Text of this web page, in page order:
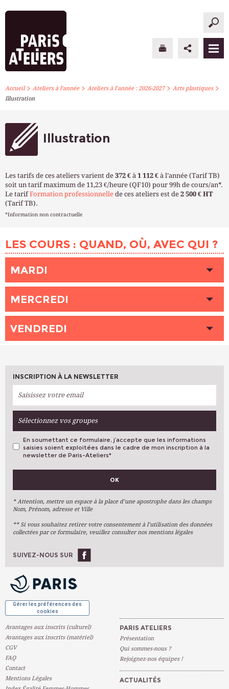
PARIS ATELIERS
ATELIERS À L’ANNÉE
INFOS PRATIQUES
Accueil> Ateliers à l’année> Ateliers à l’année : 2026-2027> Arts plastiques>
Illustration
Illustration
Les tarifs de ces ateliers varient de 372 € à 1 112 € à l’année (Tarif TB)
soit un tarif maximum de 11,23 €/heure (QF10) pour 99h de cours/an*.
Le tarifFormation professionnelle de ces ateliers est de 2 500 € HT
(Tarif TB).
*Information non contractuelle
LES COURS : QUAND, OÙ, AVEC QUI ?
MARDI
HEURE 14h30 - 17h30
LIEU BOTZARIS (Paris 19ème)
INTERVENANT (E) RASLAIN Alaïs
PLACES DISPONIBLES
MERCREDI
HEURE 18h30 - 21h30
LIEU SAMPAIX (Paris 10ème)
VENDREDI
INTERVENANT (E) CHABOT Jean-Philippe
PLACES DISPONIBLES 10
INSCRIPTION À LA NEWSLETTER
Sélectionnez vos groupes
VOS PRÉFÉRENCES
Arts Plastiques
Arts Du Texte
Arts Numériques
Ateliers À L'année
En soumettant ce formulaire, j’accepte que les informations
saisies soient exploitées dans le cadre de mon inscription à la
newsletter de Paris-Ateliers*
OK
* Attention, mettre un espace à la place d’une apostrophe dans les champs
Nom, Prénom, adresse et Ville
** Si vous souhaitez retirer votre consentement à l’utilisation des données
collectées par ce formulaire, veuillez consulter nos mentions légales
SUIVEZ-NOUS SUR
Gérer les préférences des
cookies
Avantages aux inscrits (culturel)
Avantages aux inscrits (matériel)
CGV
FAQ
Contact
Mentions Légales
PARIS ATELIERS
Présentation
Qui sommes-nous ?
Rejoignez-nos équipes !
ACTUALITÉS